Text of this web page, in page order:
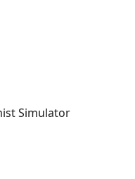
Simulator